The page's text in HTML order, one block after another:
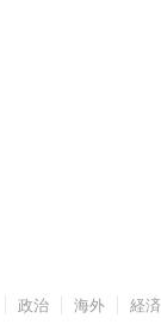
政治 海外 経済